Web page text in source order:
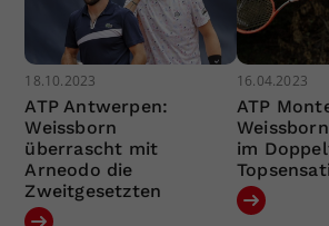
18.10.2023
ATP Antwerpen:
Weissborn
überrascht mit
Arneodo die
Zweitgesetzten
16.04.2023
ATP
im